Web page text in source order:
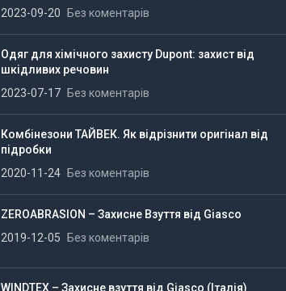
2023-09-20
Без коментарів
Одяг для хімічного захисту Dupont: захист від
шкідливих речовин
2023-07-17
Без коментарів
Комбінезони ТАЙВЕК. Як відрізнити оригінал від
підробки
2020-11-24
Без коментарів
ZEROABRASION – Захисне Взуття від Giasco
2019-12-05
Без коментарів
WINDTEX – Захисне взуття від Giasco (Італія)